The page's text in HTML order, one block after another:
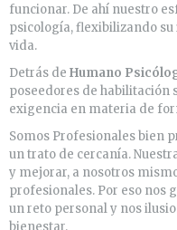
funcionar. De ahí nuestro
psicología, flexibilizando
vida.
Detrás de Humano
poseedores de habilitación
exigencia en materia de
Somos Profesionales bien
un trato de cercanía.
y mejorar, a nosotros
profesionales. Por eso nos
un reto personal y nos
bienestar.